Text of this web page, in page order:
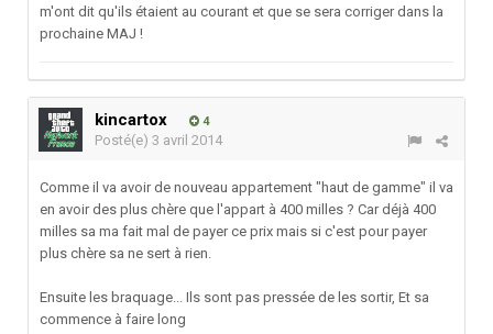
m'ont dit qu'ils étaient au courant et que se sera corriger dans la
prochaine MAJ !
kincartox 4
Posté(e) 3 avril 2014
Comme il va avoir de nouveau appartement "haut de gamme" il va
en avoir des plus chère que l'appart à 400 milles ? Car déjà 400
milles sa ma fait mal de payer ce prix mais si c'est pour payer
plus chère sa ne sert à rien.
Ensuite les braquage... Ils sont pas pressée de les sortir, Et sa
commence à faire long